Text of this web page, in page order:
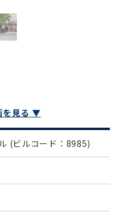
を見る ▼
(ビルコード：8985)